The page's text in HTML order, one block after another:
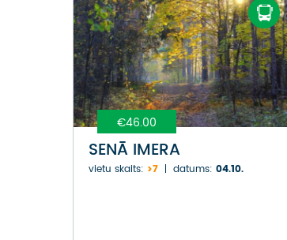
€46.00
SENĀ IMERA
vietu skaits: >7 datums: 04.10.